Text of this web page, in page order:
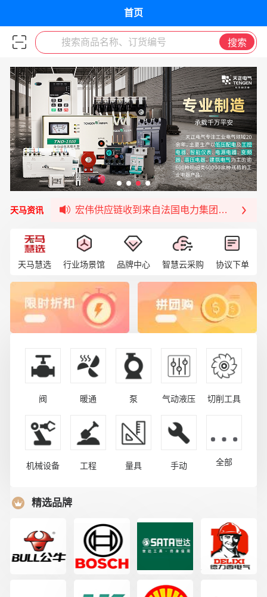
首页
搜索商品名称、订货编号 搜索
天马资讯
签约喜讯 | 宏伟与中铝集团成功签约！
福清核电—WD-40产品交流会圆满结束
宏伟天马与网易严选达成品牌合作
宏伟供应链收到来自法国电力集团感谢信
天马慧选 行业场景馆 品牌中心 智慧云采购 协议下单
阀 暖通 泵 气动液压 切削工具
机械设备 工程 量具 手动 全部
精选品牌